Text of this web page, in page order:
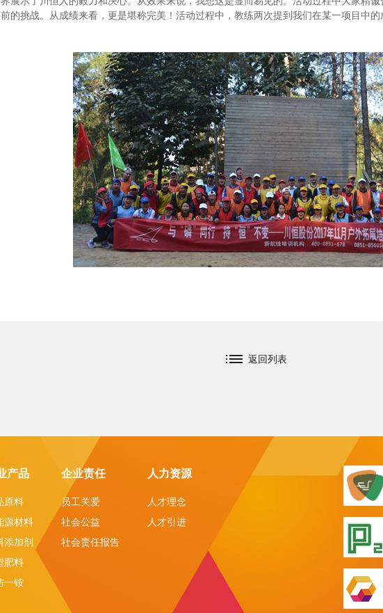
挑战。从成绩来看，更是堪称完美！活动过程中，教练两次提到我们在某一项目中的
返回列表
产品
原料
源材料
添加剂
肥料
一铵
企业责任
员工关爱
社会公益
社会责任报告
人力资源
人才理念
人才引进